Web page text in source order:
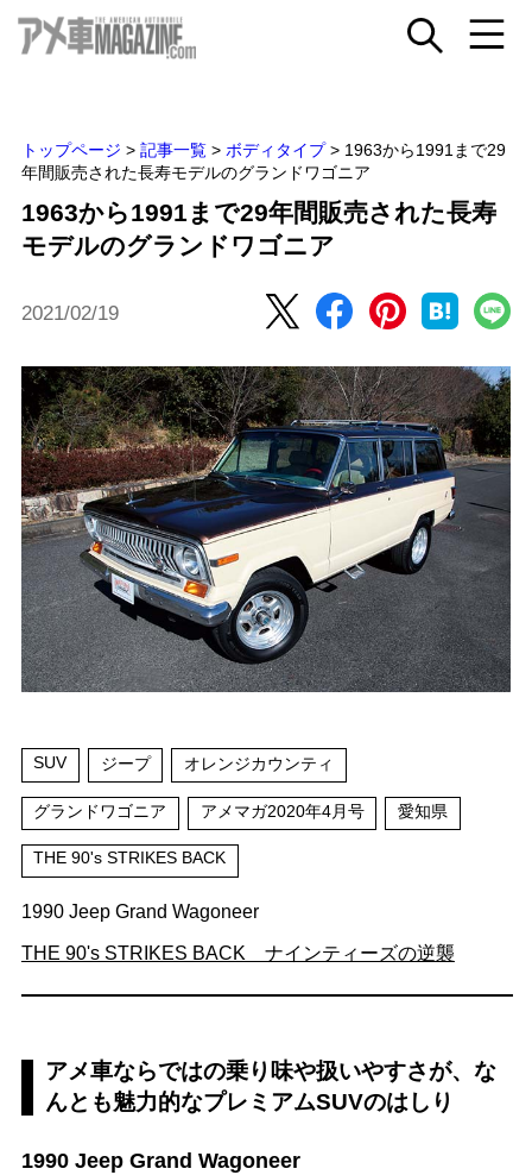
トップページ > 記事一覧 > ボディタイプ > 1963から1991まで29
年間販売された長寿モデルのグランドワゴニア
1963から1991まで29年間販売された長寿
モデルのグランドワゴニア
2021/02/19
SUV ジープ オレンジカウンティ
グランドワゴニア アメマガ2020年4月号 愛知県
THE 90's STRIKES BACK
1990 Jeep Grand Wagoneer
THE 90's STRIKES BACK ナインティーズの逆襲
アメ車ならではの乗り味や扱いやすさが、な
んとも魅力的なプレミアムSUVのはしり
1990 Jeep Grand Wagoneer